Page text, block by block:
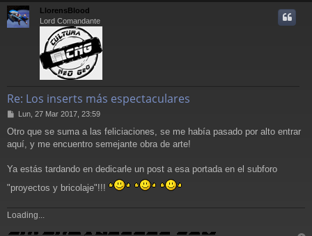
LlorensBlood
Lord Comandante
Re: Los inserts más espectaculares
M
n
s
Lun, 27 Mar 2017, 23:59
Otro que se suma a las feliciaciones, se me había pasado por alto entrar
aquí, y me encuentro semejante obra de arte!
Ya estás tardando en dedicarle un post a esa portada en el subforo
"proyectos y bricolaje"!!!
Loading...